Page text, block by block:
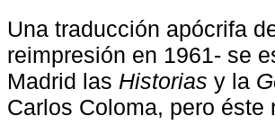
Una traducción apócrifa
reimpresión en 1961- se
Madrid las Historias y la
Carlos Coloma, pero